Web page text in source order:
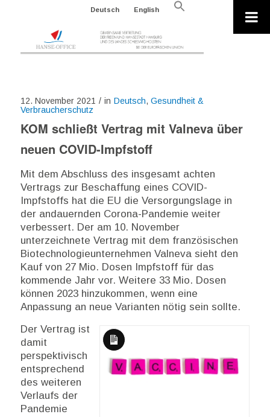
Deutsch English
Search
12. November 2021 / in Deutsch, Gesundheit &
Verbraucherschutz
KOM schließt Vertrag mit Valneva über
neuen COVID-Impfstoff
Mit dem Abschluss des insgesamt achten
Vertrags zur Beschaffung eines COVID-
Impfstoffs hat die EU die Versorgungslage in
der andauernden Corona-Pandemie weiter
verbessert. Der am 10. November
unterzeichnete Vertrag mit dem französischen
Biotechnologieunternehmen Valneva sieht den
Kauf von 27 Mio. Dosen Impfstoff für das
kommende Jahr vor. Weitere 33 Mio. Dosen
können 2023 hinzukommen, wenn eine
Anpassung an neue Varianten nötig sein sollte.
Lange
Beschreibung
Der Vertrag ist
damit
perspektivisch
entsprechend
des weiteren
Verlaufs der
Pandemie